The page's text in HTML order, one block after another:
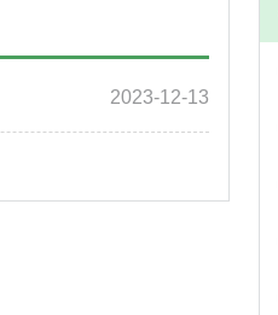
2023-12-13